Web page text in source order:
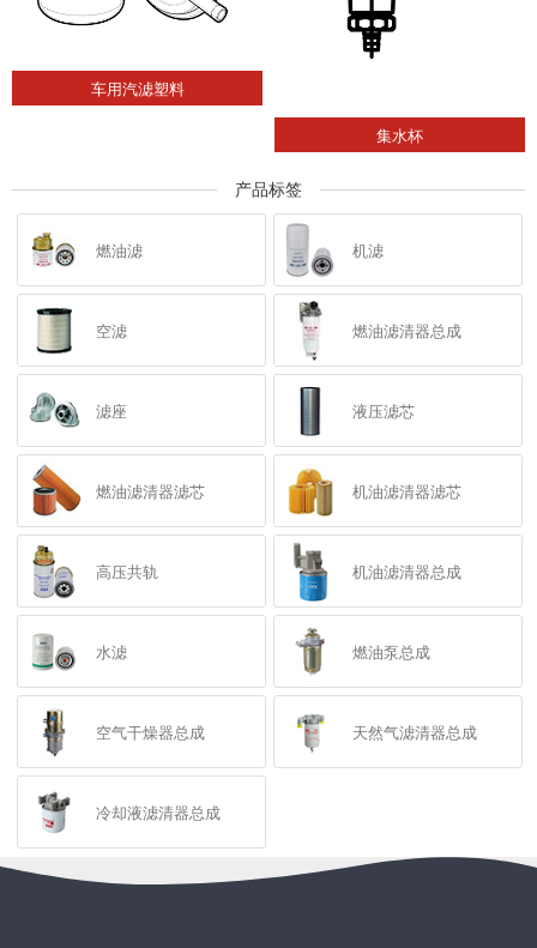
车用汽滤塑料
集水杯
产品标签
燃油滤 机滤
空滤 燃油滤清器总成
滤座 液压滤芯
燃油滤清器滤芯 机油滤清器滤芯
高压共轨 机油滤清器总成
水滤 燃油泵总成
空气干燥器总成 天然气滤清器总成
冷却液滤清器总成